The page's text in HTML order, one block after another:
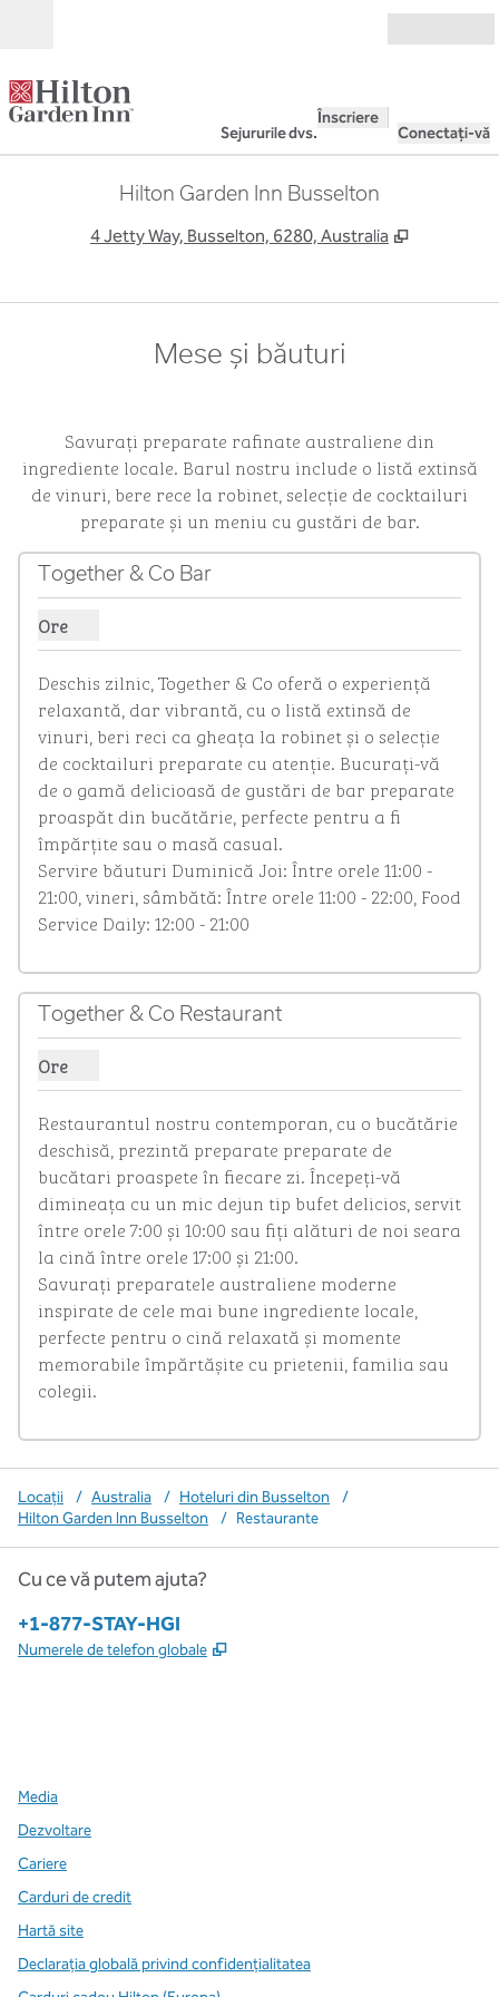
Sejururile dvs.
Înscriere
Conectați-vă
Hilton Garden Inn Busselton
4 Jetty Way, Busselton, 6280, Australia ,
Mese și băuturi
Savurați preparate rafinate australiene din
ingrediente locale. Barul nostru include o listă extinsă
de vinuri, bere rece la robinet, selecție de cocktailuri
preparate și un meniu cu gustări de bar.
1 din 3
imaginea anterioară
Together & Co Bar
Ore
Afișare ore pentru Together & Co Bar
Deschis zilnic, Together & Co oferă o experiență
relaxantă, dar vibrantă, cu o listă extinsă de
vinuri, beri reci ca gheața la robinet și o selecție
de cocktailuri preparate cu atenție. Bucurați-vă
de o gamă delicioasă de gustări de bar preparate
proaspăt din bucătărie, perfecte pentru a fi
împărțite sau o masă casual.
Servire băuturi Duminică Joi: Între orele 11:00 -
21:00, vineri, sâmbătă: Între orele 11:00 - 22:00, Food
Service Daily: 12:00 - 21:00
1/3
1 din 3
imaginea anterioară
Together & Co Restaurant
Ore
Afișare ore pentru restaurantul Together & Co
Restaurantul nostru contemporan, cu o bucătărie
deschisă, prezintă preparate preparate de
bucătari proaspete în fiecare zi. Începeți-vă
dimineața cu un mic dejun tip bufet delicios, servit
între orele 7:00 și 10:00 sau fiți alături de noi seara
la cină între orele 17:00 și 21:00.
Savurați preparatele australiene moderne
inspirate de cele mai bune ingrediente locale,
perfecte pentru o cină relaxată și momente
memorabile împărtășite cu prietenii, familia sau
colegii.
Locații / Australia / Hoteluri din Busselton
/
Hilton Garden Inn Busselton
/ Restaurante
Cu ce vă putem ajuta?
Telefon:
+1-877-STAY-HGI
Numerele de telefon globale ,
Media
Dezvoltare
Cariere
Carduri de credit
Hartă site
Declarația globală privind confidenţialitatea